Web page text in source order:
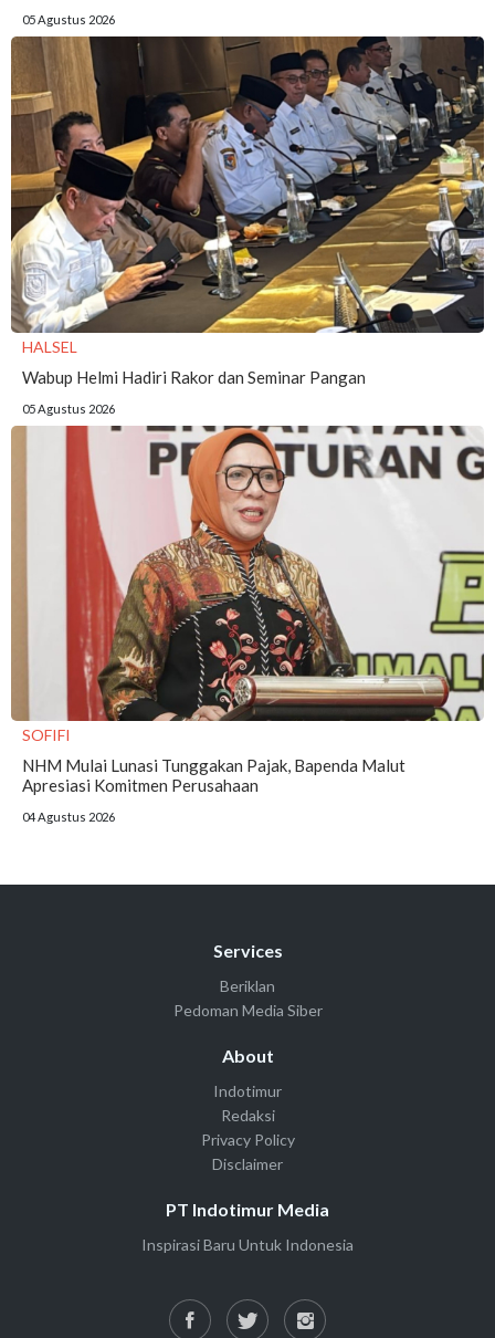
05 Agustus 2026
HALSEL
Wabup Helmi Hadiri Rakor dan Seminar Pangan
05 Agustus 2026
SOFIFI
NHM Mulai Lunasi Tunggakan Pajak, Bapenda Malut
Apresiasi Komitmen Perusahaan
04 Agustus 2026
Services
Beriklan
Pedoman Media Siber
About
Indotimur
Redaksi
Privacy Policy
Disclaimer
PT Indotimur Media
Inspirasi Baru Untuk Indonesia